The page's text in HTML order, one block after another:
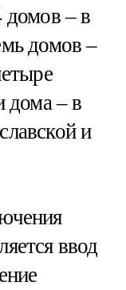
домов – в
домов –
дома – в
и
ввод